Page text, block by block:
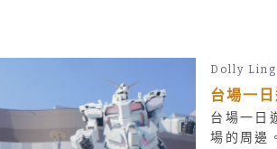
Dolly Ling
台場一
台場一日
場的周邊